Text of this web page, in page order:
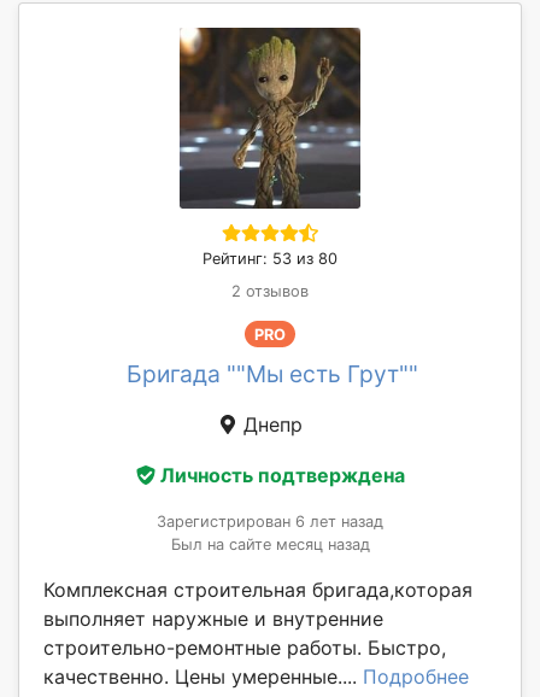
Рейтинг: 53 из 80
2 отзывов
PRO
Бригада ""Мы есть Грут""
Днепр
Личность подтверждена
Зарегистрирован 6 лет назад
Был на сайте месяц назад
Комплексная строительная бригада,которая
выполняет наружные и внутренние
строительно-ремонтные работы. Быстро,
качественно. Цены умеренные.... Подробнее